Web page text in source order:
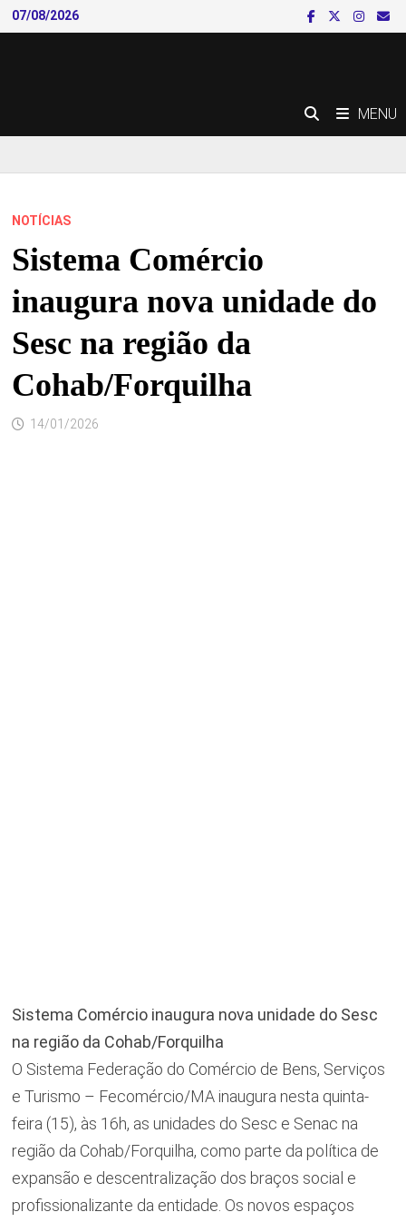
Skip
to
07/08/2026
MENU
NOTÍCIAS
Sistema Comércio
inaugura nova unidade do
Sesc na região da
Cohab/Forquilha
14/01/2026
Sistema Comércio inaugura nova unidade do Sesc
na região da Cohab/Forquilha
O Sistema Federação do Comércio de Bens, Serviços
e Turismo – Fecomércio/MA inaugura nesta quinta-
feira (15), às 16h, as unidades do Sesc e Senac na
região da Cohab/Forquilha, como parte da política de
expansão e descentralização dos braços social e
profissionalizante da entidade. Os novos espaços